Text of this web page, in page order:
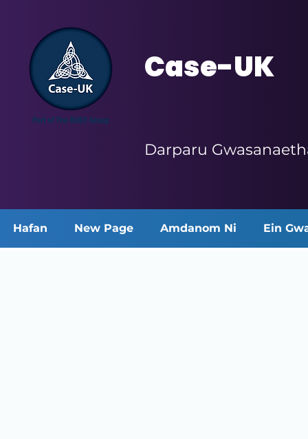
Case-UK
Darparu
Hafan New Page Amdanom Ni Ein